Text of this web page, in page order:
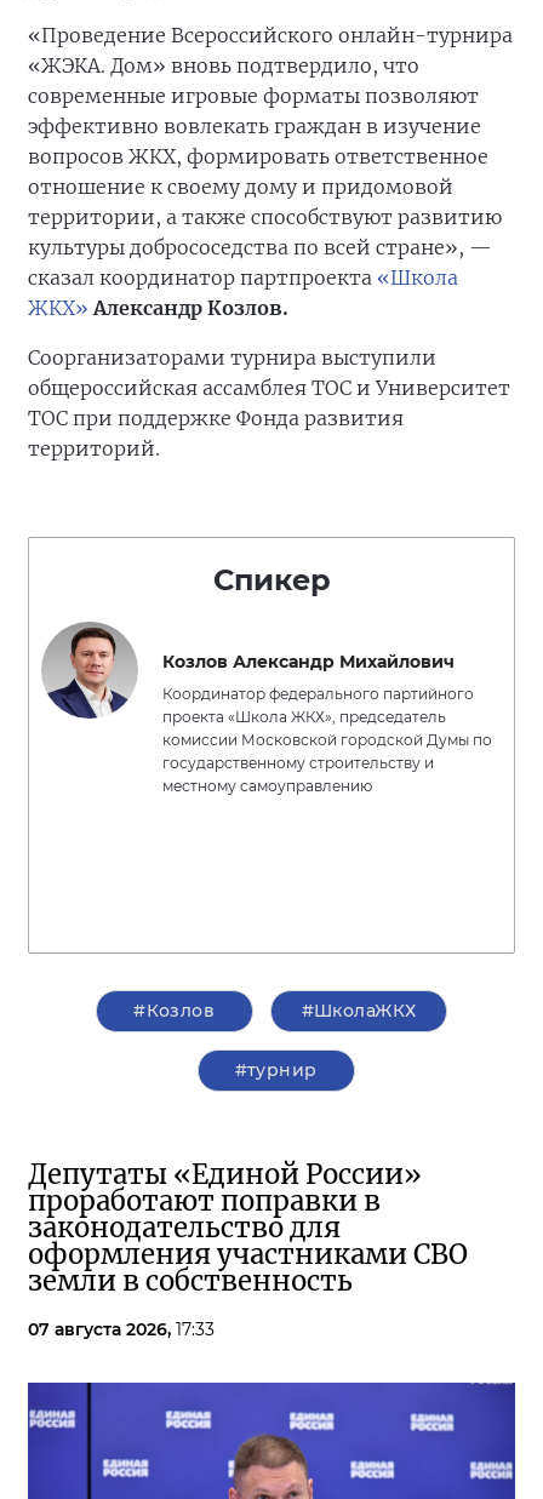
«Проведение Всероссийского онлайн-турнира
«ЖЭКА. Дом» вновь подтвердило, что
современные игровые форматы позволяют
эффективно вовлекать граждан в изучение
вопросов ЖКХ, формировать ответственное
отношение к своему дому и придомовой
территории, а также способствуют развитию
культуры добрососедства по всей стране», —
сказал координатор партпроекта «Школа
ЖКХ» Александр Козлов.
Соорганизаторами турнира выступили
общероссийская ассамблея ТОС и Университет
ТОС при поддержке Фонда развития
территорий.
Спикер
Козлов Александр Михайлович
Координатор федерального партийного
проекта «Школа ЖКХ», председатель
комиссии Московской городской Думы по
государственному строительству и
местному самоуправлению
#Козлов #ШколаЖКХ
#турнир
Депутаты «Единой России»
проработают поправки в
законодательство для
оформления участниками СВО
земли в собственность
07 августа 2026, 17:33